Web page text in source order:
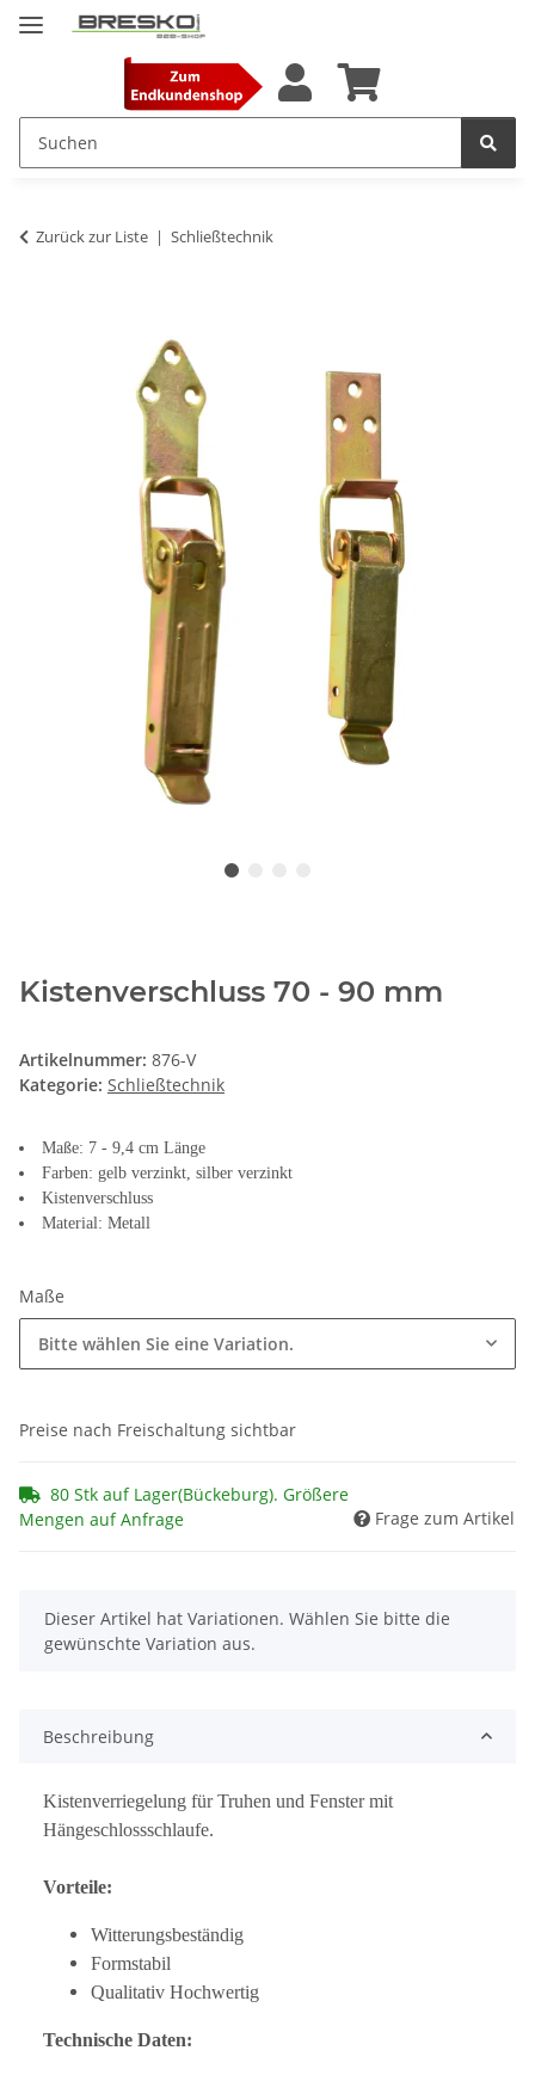
Zurück zur Liste Schließtechnik
Kistenverschluss 70 - 90 mm
Artikelnummer: 876-V
Kategorie: Schließtechnik
Maße: 7 - 9,4 cm Länge
Farben: gelb verzinkt, silber verzinkt
Kistenverschluss
Material: Metall
Maße
Bitte wählen Sie eine Variation.
Preise nach Freischaltung sichtbar
80 Stk auf Lager(Bückeburg). Größere
Mengen auf Anfrage
Frage zum Artikel
x
Dieser Artikel hat Variationen. Wählen Sie bitte die
gewünschte Variation aus.
Beschreibung
Kistenverriegelung für Truhen und Fenster mit
Hängeschlossschlaufe.
Vorteile:
Witterungsbeständig
Formstabil
Qualitativ Hochwertig
Technische Daten: